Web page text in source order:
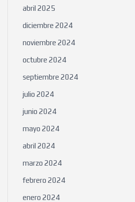
abril 2025
diciembre 2024
noviembre 2024
octubre 2024
septiembre 2024
julio 2024
junio 2024
mayo 2024
abril 2024
marzo 2024
febrero 2024
enero 2024